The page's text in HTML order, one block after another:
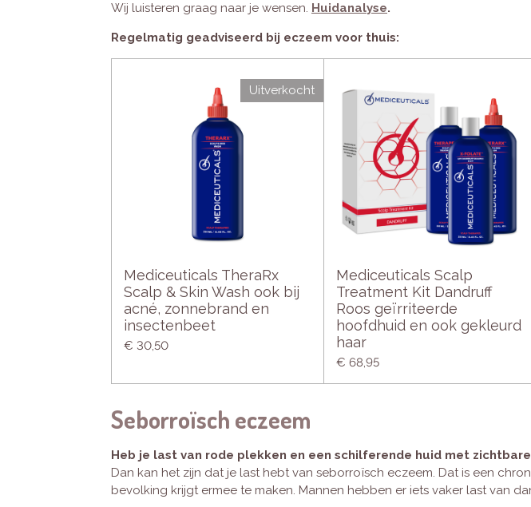
Wij luisteren graag naar je wensen. Huidanalyse.
Regelmatig geadviseerd bij eczeem voor thuis:
Uitverkocht
Mediceuticals TheraRx
Scalp & Skin Wash ook bij
acné, zonnebrand en
insectenbeet
€ 30,50
Mediceuticals Scalp
Treatment Kit Dandruff
Roos geïrriteerde
hoofdhuid en ook gekleurd
haar
€ 68,95
Seborroïsch eczeem
Heb je last van rode plekken en een schilferende huid met
Dan kan het zijn dat je last hebt van seborroïsch eczeem. Dat is een
bevolking krijgt ermee te maken. Mannen hebben er iets vaker last van